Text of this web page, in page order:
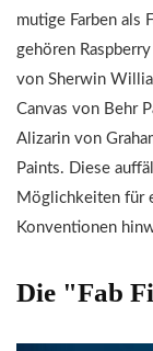
mutige Farben als
gehören
von Sherwin
Canvas von Behr
Alizarin von
Paints. Diese
Möglichkeiten für
Konventionen
Die "Fab